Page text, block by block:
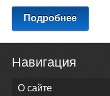
Подробнее
Навигация
О сайте